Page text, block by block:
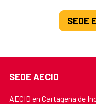
SEDE
SEDE AECID
AECID en Cartagena de